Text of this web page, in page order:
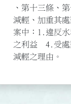
、第十三條、
減輕、加重其
案中：1.違反
之利益  4.受處
減輕之理由。